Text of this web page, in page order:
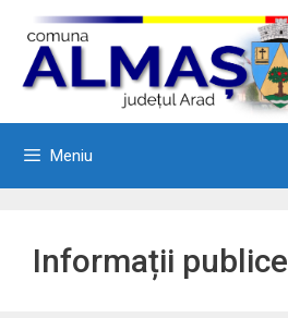
conținut
Meniu
Informații publice